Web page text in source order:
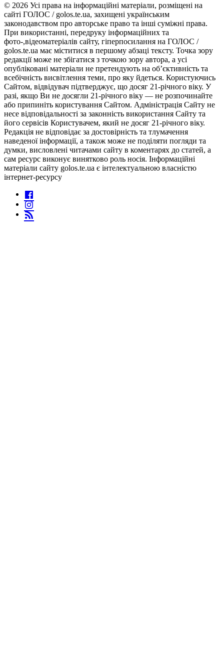
© 2026 Усі права на інформаційні матеріали, розміщені на
сайті ГОЛОС / golos.te.ua, захищені українським
законодавством про авторське право та інші суміжні права.
При використанні, передруку інформаційних та
фото-,відеоматеріалів сайту, гіперпосилання на ГОЛОС /
golos.te.ua має міститися в першому абзаці тексту. Точка зору
редакції може не збігатися з точкою зору автора, а усі
опубліковані матеріали не претендують на об’єктивність та
всебічність висвітлення теми, про яку йдеться. Користуючись
Сайтом, відвідувач підтверджує, що досяг 21-річного віку. У
разі, якщо Ви не досягли 21-річного віку — не розпочинайте
або припиніть користування Сайтом. Адміністрація Сайту не
несе відповідальності за законність використання Сайту та
його сервісів Користувачем, який не досяг 21-річного віку.
Редакція не відповідає за достовірність та тлумачення
наведеної інформації, а також може не поділяти погляди та
думки, висловлені читачами сайту в коментарях до статей, а
сам ресурс виконує винятково роль носія. Інформаційні
матеріали сайту golos.te.ua є інтелектуальною власністю
інтернет-ресурсу